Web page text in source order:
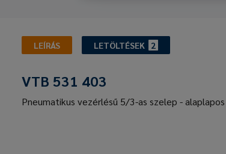
LEÍRÁS LETÖLTÉSEK 2
VTB 531 403
Pneumatikus vezérlésű 5/3-as szelep -